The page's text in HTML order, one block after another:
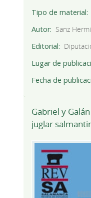
Tipo de material
Autor
Sanz
Editorial
Lugar de
Fecha de
Gabriel y
juglar